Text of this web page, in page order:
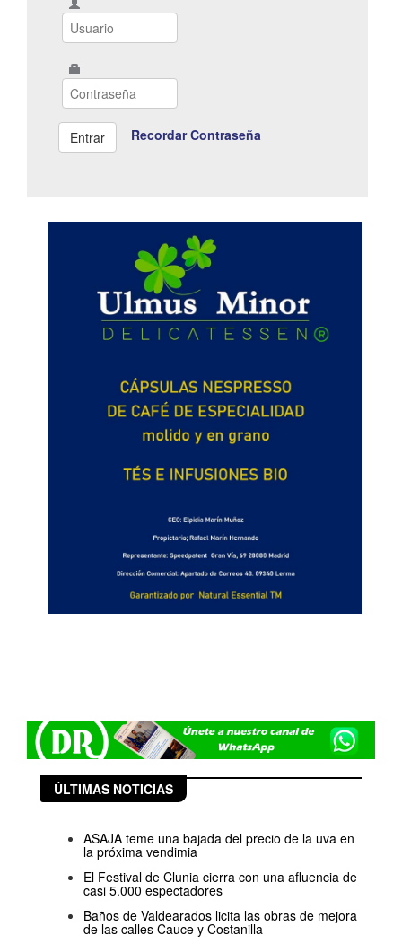
Recordar Contraseña
ÚLTIMAS NOTICIAS
ASAJA teme una bajada del precio de la uva en
la próxima vendimia
El Festival de Clunia cierra con una afluencia de
casi 5.000 espectadores
Baños de Valdearados licita las obras de mejora
de las calles Cauce y Costanilla